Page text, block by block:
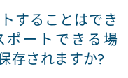
することはでき
ポートできる場
存されますか?